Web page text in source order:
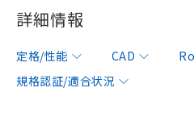
詳細情報
定格/性能 CAD
規格認証/適合状況